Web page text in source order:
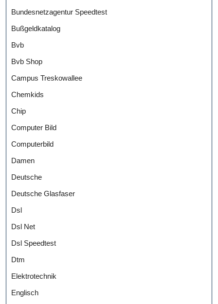
Bundesnetzagentur Speedtest
Bußgeldkatalog
Bvb
Bvb Shop
Campus Treskowallee
Chemkids
Chip
Computer Bild
Computerbild
Damen
Deutsche
Deutsche Glasfaser
Dsl
Dsl Net
Dsl Speedtest
Dtm
Elektrotechnik
Englisch